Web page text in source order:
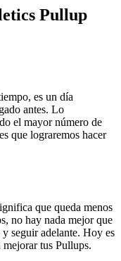
Pullup
es un día
antes. Lo
el mayor número de
que lograremos hacer
que queda menos
no hay nada mejor que
seguir adelante. Hoy es
mejorar tus Pullups.